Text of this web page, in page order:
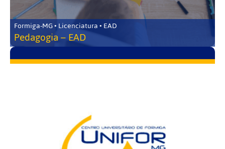
Formiga-MG • Licenciatura • EAD
Pedagogia – EAD